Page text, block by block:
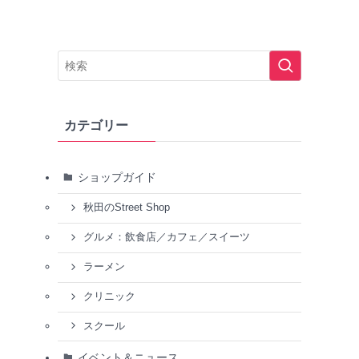
カテゴリー
ショップガイド
秋田のStreet Shop
グルメ：飲食店／カフェ／スイーツ
ラーメン
クリニック
スクール